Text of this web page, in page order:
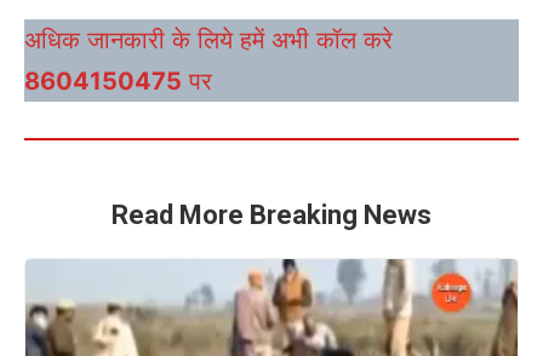
अधिक जानकारी के लिये हमें अभी कॉल करे
8604150475 पर
Read More Breaking News